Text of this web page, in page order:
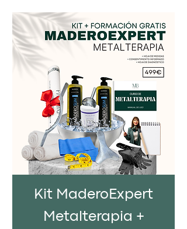
Kit MaderoExpert
Metalterapia +